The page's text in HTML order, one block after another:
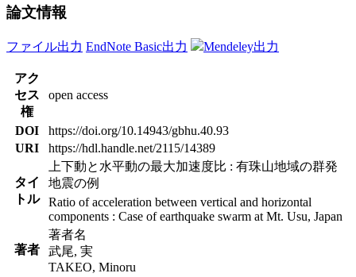
論文情報
ファイル出力 EndNote Basic出力 Mendeley出力
アク
セス
権
open access
DOI
https://doi.org/10.14943/gbhu.40.93
URI
https://hdl.handle.net/2115/14389
タイ
トル
上下動と水平動の最大加速度比 : 有珠山地域の群発
地震の例
Ratio of acceleration between vertical and horizontal
components : Case of earthquake swarm at Mt. Usu, Japan
著者
著者名
武尾, 実
TAKEO, Minoru